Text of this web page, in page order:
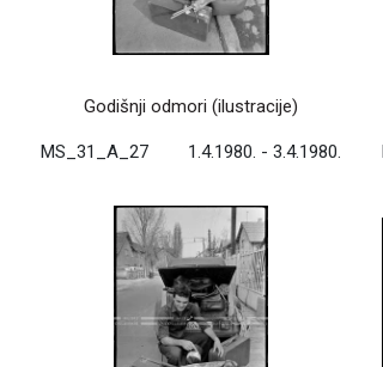
Godišnji odmori (ilustracije)
MS_31_A_27 1.4.1980. - 3.4.1980.